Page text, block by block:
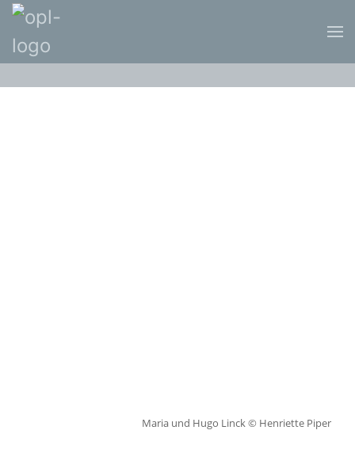
Maria und Hugo Linck © Henriette Piper